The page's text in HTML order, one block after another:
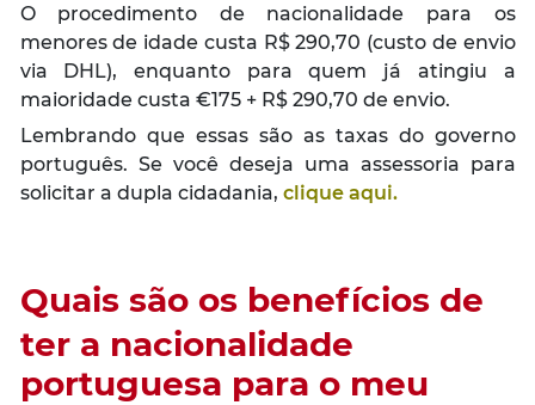
O procedimento de nacionalidade para os
menores de idade custa R$ 290,70 (custo de envio
via DHL), enquanto para quem já atingiu a
maioridade custa €175 + R$ 290,70 de envio.
Lembrando que essas são as taxas do governo
português. Se você deseja uma assessoria para
solicitar a dupla cidadania, clique aqui.
Quais são os benefícios de
ter a nacionalidade
portuguesa para o meu